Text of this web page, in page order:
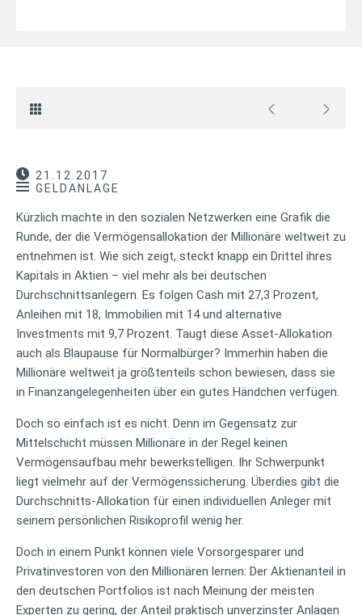
21.12.2017
GELDANLAGE
Kürzlich machte in den sozialen Netzwerken eine Grafik die
Runde, der die Vermögensallokation der Millionäre weltweit zu
entnehmen ist. Wie sich zeigt, steckt knapp ein Drittel ihres
Kapitals in Aktien – viel mehr als bei deutschen
Durchschnittsanlegern. Es folgen Cash mit 27,3 Prozent,
Anleihen mit 18, Immobilien mit 14 und alternative
Investments mit 9,7 Prozent. Taugt diese Asset-Allokation
auch als Blaupause für Normalbürger? Immerhin haben die
Millionäre weltweit ja größtenteils schon bewiesen, dass sie
in Finanzangelegenheiten über ein gutes Händchen verfügen.
Doch so einfach ist es nicht. Denn im Gegensatz zur
Mittelschicht müssen Millionäre in der Regel keinen
Vermögensaufbau mehr bewerkstelligen. Ihr Schwerpunkt
liegt vielmehr auf der Vermögenssicherung. Überdies gibt die
Durchschnitts-Allokation für einen individuellen Anleger mit
seinem persönlichen Risikoprofil wenig her.
Doch in einem Punkt können viele Vorsorgesparer und
Privatinvestoren von den Millionären lernen: Der Aktienanteil in
den deutschen Portfolios ist nach Meinung der meisten
Experten zu gering, der Anteil praktisch unverzinster Anlagen